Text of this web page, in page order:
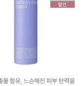
할인
물 함유, 느슨해진 피부 탄력을